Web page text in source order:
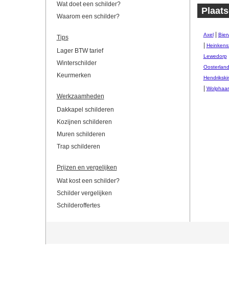
Wat doet een schilder?
Waarom een schilder?
Tips
Lager BTW tarief
Winterschilder
Keurmerken
Werkzaamheden
Dakkapel schilderen
Kozijnen schilderen
Muren schilderen
Trap schilderen
Prijzen en vergelijken
Wat kost een schilder?
Schilder vergelijken
Schilderoffertes
Axel|
Lewedorp
Oosterland